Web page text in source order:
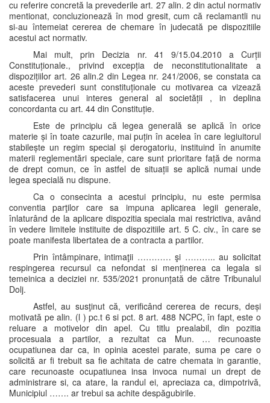
cu referire concretă la prevederile art. 27 alin. 2 din actul normativ
mentionat, concluzionează în mod gresit, cum că reclamantli nu
si-au întemeiat cererea de chemare în judecată pe dispozitiile
acestui act normativ.
Mai mult, prin Decizia nr. 41 9/15.04.2010 a Curții
Constituționale., privind excepția de neconstitutionalitate a
dispozițiilor art. 26 alin.2 din Legea nr. 241/2006, se constata ca
aceste prevederi sunt constituționale cu motivarea ca vizează
satisfacerea unui interes general al societății , in deplina
concordanta cu art. 44 din Constituție.
Este de principiu că legea generală se aplică în orice
materie și în toate cazurile, mai puțin în acelea în care legiuitorul
stabilește un regim special și derogatoriu, instituind în anumite
materii reglementări speciale, care sunt prioritare față de norma
de drept comun, ce în astfel de situații se aplică numai unde
legea specială nu dispune.
Ca o consecinta a acestui principiu, nu este permisa
conventia parţilor care sa impuna aplicarea legii generale,
înlaturând de la aplicare dispozitia speciala mai restrictiva, având
în vedere limitele instituite de dispozitiile art. 5 C. civ., în care se
poate manifesta libertatea de a contracta a partilor.
Prin întâmpinare, intimaţii ………… şi ……….. au solicitat
respingerea recursul ca nefondat si menținerea ca legala si
temeinica a deciziei nr. 535/2021 pronunțată de către Tribunalul
Dolj.
Astfel, au susţinut că, verificând cererea de recurs, deși
motivată pe alin. (l ) pc.t 6 si pct. 8 art. 488 NCPC, în fapt, este o
reluare a motivelor din apel. Cu titlu prealabil, din pozitia
procesuala a partilor, a rezultat ca Mun. … recunoaste
ocupatiunea dar ca, in opinia acestei parate, suma pe care o
solicită ar fi trebuit sa fie achitata de catre chemata in garantie,
care recunoaste ocupatiunea insa invoca numai un drept de
administrare si, ca atare, la randul ei, apreciaza ca, dimpotrivă,
Municipiul ……. ar trebui sa achite despăgubirile.